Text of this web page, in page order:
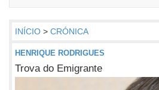
INÍCIO > CRÓNICA
HENRIQUE RODRIGUES
Trova do Emigrante